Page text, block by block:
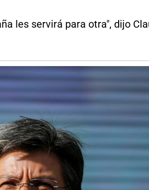
les servirá para otra", dijo